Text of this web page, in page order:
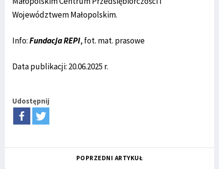
Województwem Małopolskim.
Info:Fundacja REPI, fot. mat. prasowe
Data publikacji: 20.06.2025 r.
Udostępnij
POPRZEDNI ARTYKUŁ